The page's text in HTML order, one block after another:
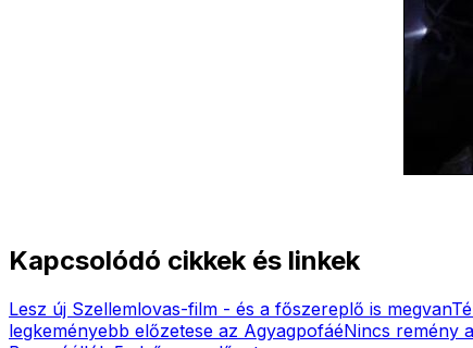
Kapcsolódó cikkek és linkek
Lesz új Szellemlovas-film - és a főszereplő is megvan
legkeményebb előzetese az AgyagpofáéNincs remény